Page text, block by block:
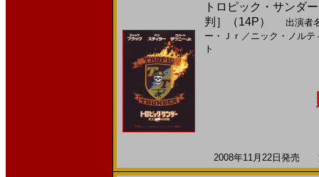
トロピック・サンダ
判］（14P）
出演者
ー・Ｊｒ ／ ニック・ノルテ
ト
2008年11月22日発売